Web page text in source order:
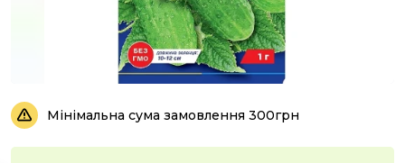
Мінімальна сума замовлення 300грн